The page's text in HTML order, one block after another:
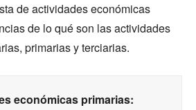
de actividades económicas
de lo qué son las actividades
primarias y terciarias.
económicas primarias: